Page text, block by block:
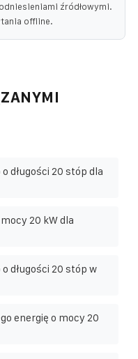
źródłowymi.
offline.
długości 20 stóp dla
20 kW dla
długości 20 stóp w
energię o mocy 20